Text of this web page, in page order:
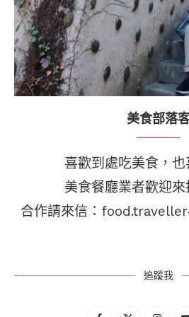
美食部落
喜歡到處吃美食，也
美食餐廳業者歡迎來
合作請來信：
追蹤我